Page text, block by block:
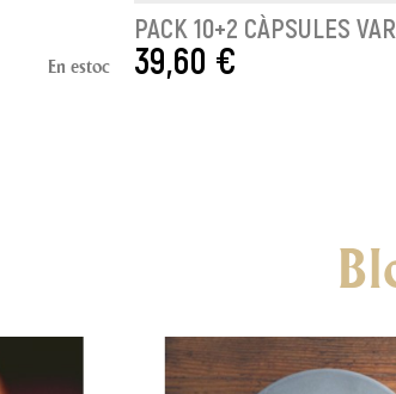
En estoc
PACK 10+2 CÀPSULES
39,60 €
AFEGIR A LA CISTELLA